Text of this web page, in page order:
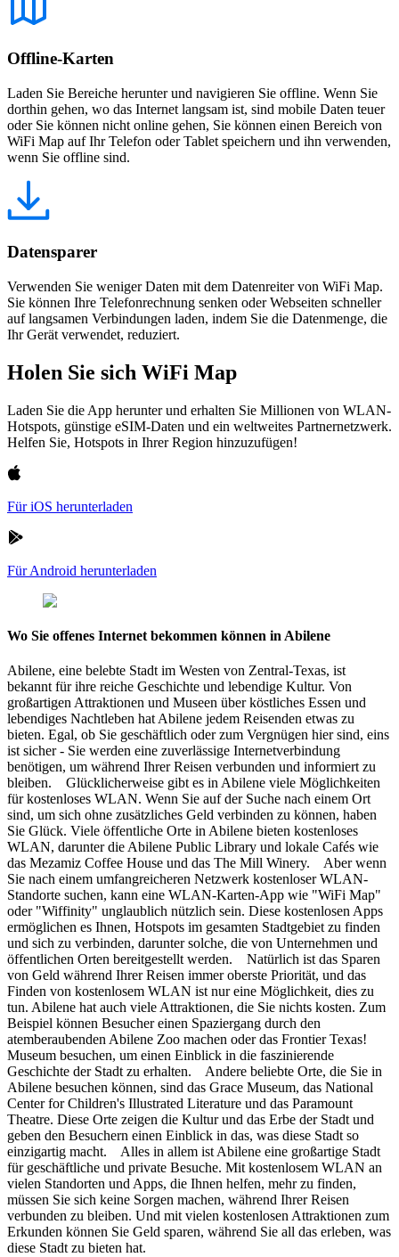
Offline-Karten
Laden Sie Bereiche herunter und navigieren Sie offline. Wenn Sie
dorthin gehen, wo das Internet langsam ist, sind mobile Daten teuer
oder Sie können nicht online gehen, Sie können einen Bereich von
WiFi Map auf Ihr Telefon oder Tablet speichern und ihn verwenden,
wenn Sie offline sind.
Datensparer
Verwenden Sie weniger Daten mit dem Datenreiter von WiFi Map.
Sie können Ihre Telefonrechnung senken oder Webseiten schneller
auf langsamen Verbindungen laden, indem Sie die Datenmenge, die
Ihr Gerät verwendet, reduziert.
Holen Sie sich WiFi Map
Laden Sie die App herunter und erhalten Sie Millionen von WLAN-
Hotspots, günstige eSIM-Daten und ein weltweites Partnernetzwerk.
Helfen Sie, Hotspots in Ihrer Region hinzuzufügen!
Für iOS herunterladen
Für Android herunterladen
Wo Sie offenes Internet bekommen können in Abilene
Abilene, eine belebte Stadt im Westen von Zentral-Texas, ist
bekannt für ihre reiche Geschichte und lebendige Kultur. Von
großartigen Attraktionen und Museen über köstliches Essen und
lebendiges Nachtleben hat Abilene jedem Reisenden etwas zu
bieten. Egal, ob Sie geschäftlich oder zum Vergnügen hier sind, eins
ist sicher - Sie werden eine zuverlässige Internetverbindung
benötigen, um während Ihrer Reisen verbunden und informiert zu
bleiben. Glücklicherweise gibt es in Abilene viele Möglichkeiten
für kostenloses WLAN. Wenn Sie auf der Suche nach einem Ort
sind, um sich ohne zusätzliches Geld verbinden zu können, haben
Sie Glück. Viele öffentliche Orte in Abilene bieten kostenloses
WLAN, darunter die Abilene Public Library und lokale Cafés wie
das Mezamiz Coffee House und das The Mill Winery. Aber wenn
Sie nach einem umfangreicheren Netzwerk kostenloser WLAN-
Standorte suchen, kann eine WLAN-Karten-App wie "WiFi Map"
oder "Wiffinity" unglaublich nützlich sein. Diese kostenlosen Apps
ermöglichen es Ihnen, Hotspots im gesamten Stadtgebiet zu finden
und sich zu verbinden, darunter solche, die von Unternehmen und
öffentlichen Orten bereitgestellt werden. Natürlich ist das Sparen
von Geld während Ihrer Reisen immer oberste Priorität, und das
Finden von kostenlosem WLAN ist nur eine Möglichkeit, dies zu
tun. Abilene hat auch viele Attraktionen, die Sie nichts kosten. Zum
Beispiel können Besucher einen Spaziergang durch den
atemberaubenden Abilene Zoo machen oder das Frontier Texas!
Museum besuchen, um einen Einblick in die faszinierende
Geschichte der Stadt zu erhalten. Andere beliebte Orte, die Sie in
Abilene besuchen können, sind das Grace Museum, das National
Center for Children's Illustrated Literature und das Paramount
Theatre. Diese Orte zeigen die Kultur und das Erbe der Stadt und
geben den Besuchern einen Einblick in das, was diese Stadt so
einzigartig macht. Alles in allem ist Abilene eine großartige Stadt
für geschäftliche und private Besuche. Mit kostenlosem WLAN an
vielen Standorten und Apps, die Ihnen helfen, mehr zu finden,
müssen Sie sich keine Sorgen machen, während Ihrer Reisen
verbunden zu bleiben. Und mit vielen kostenlosen Attraktionen zum
Erkunden können Sie Geld sparen, während Sie all das erleben, was
diese Stadt zu bieten hat.